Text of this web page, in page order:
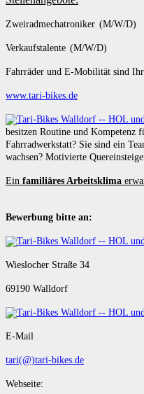
Zweiradmechatroniker (M/W/D)
Verkaufstalente (M/W/D)
Fahrräder und E-Mobilität sind
www.tari-bikes.de
besitzen Routine und Kompetenz
Fahrradwerkstatt? Sie sind ein
wachsen? Motivierte
Ein familiäres Arbeitsklima
Bewerbung bitte an:
Wieslocher Straße 34
69190 Walldorf
E-Mail
tari(@)tari-bikes.de
Webseite: